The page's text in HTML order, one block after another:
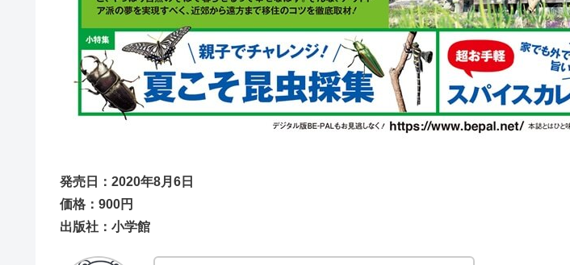
発売日：2020年8月6日
価格：900円
出版社：小学館